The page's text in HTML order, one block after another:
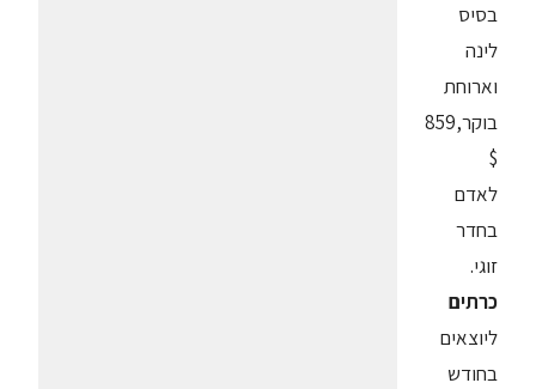
בסיס
לינה
וארוחת
בוקר,859
$
לאדם
בחדר
זוגי.
כרתים
ליוצאים
בחודש